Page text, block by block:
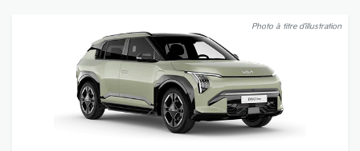
Photo à titre d’illustration